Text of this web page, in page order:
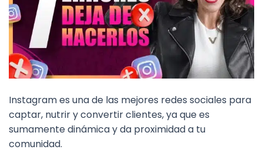
Instagram es una de las mejores redes sociales para
captar, nutrir y convertir clientes, ya que es
sumamente dinámica y da proximidad a tu
comunidad.